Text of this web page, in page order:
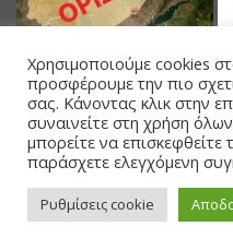
Powered by Databank
Χρησιμοποιούμε cookies
προσφέρουμε την πιο
σας. Κάνοντας κλικ στην
συναινείτε στη χρήση
μπορείτε να επισκεφθείτε
παράσχετε ελεγχόμενη
Ρυθμίσεις cookie